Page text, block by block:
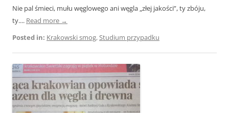
Nie pal śmieci, mułu węglowego ani węgla „złej jakości”, ty zbóju,
ty.... Read more →
Posted in: Krakowski smog,Studium przypadku